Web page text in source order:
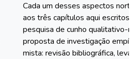
Cada um desses aspectos
aos três capítulos aqui escritos.
pesquisa de cunho qualitativo-
proposta de investigação
mista: revisão bibliográfica,